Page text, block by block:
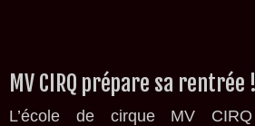
au
contenu
MV CIRQ prépare sa rentrée !
L’école de cirque MV